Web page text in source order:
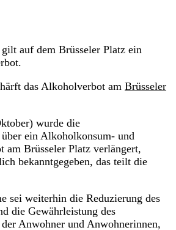
auf dem Brüsseler Platz ein
das Alkoholverbot am Brüsseler
wurde die
ein Alkoholkonsum- und
Brüsseler Platz verlängert,
bekanntgegeben, das teilt die
sei weiterhin die Reduzierung des
die Gewährleistung des
der Anwohner und Anwohnerinnen,